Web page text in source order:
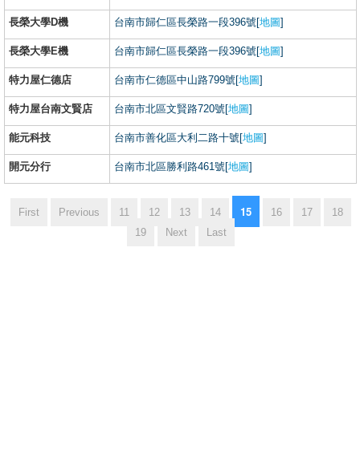
長榮大學D機 台南市歸仁區長榮路一段396號[地圖]
長榮大學E機 台南市歸仁區長榮路一段396號[地圖]
特力屋仁德店 台南市仁德區中山路799號[地圖]
特力屋台南文賢店 台南市北區文賢路720號[地圖]
能元科技 台南市善化區大利二路十號[地圖]
開元分行 台南市北區勝利路461號[地圖]
First Previous 11 12 13 14 15 16 17
18
19
Next Last